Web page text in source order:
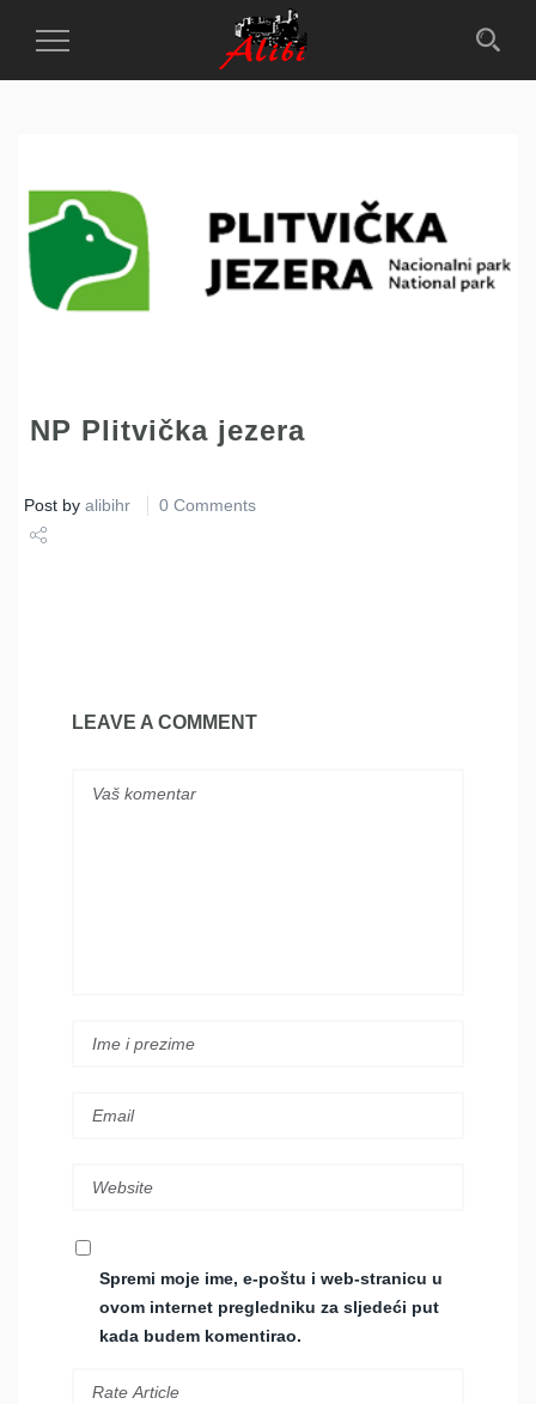
Toggle
NP Plitvička jezera
Post by alibihr 0 Comments
LEAVE A COMMENT
Spremi moje ime, e-poštu i web-stranicu u
ovom internet pregledniku za sljedeći put
kada budem komentirao.